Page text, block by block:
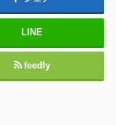
LINE
feedly